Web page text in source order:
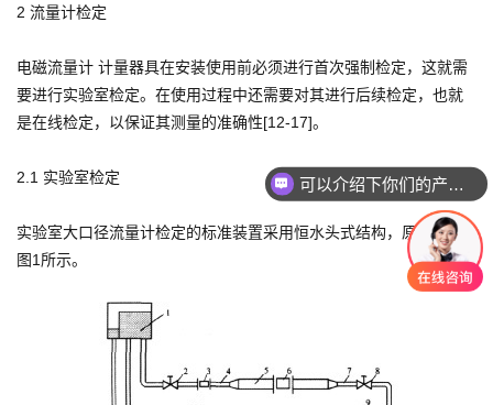
2 流量计检定
电磁流量计 计量器具在安装使用前必须进行首次强制检定，这就需
要进行实验室检定。在使用过程中还需要对其进行后续检定，也就
是在线检定，以保证其测量的准确性[12-17]。
2.1 实验室检定
实验室大口径流量计检定的标准装置采用恒水头式结构，原理图如
图1所示。